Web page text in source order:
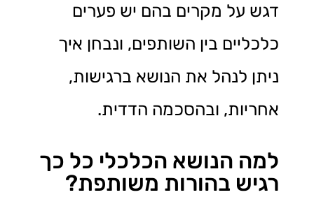
דגש על מקרים בהם יש פערים
כלכליים בין השותפים, ונבחן איך
ניתן לנהל את הנושא ברגישות,
אחריות, ובהסכמה הדדית.
למה הנושא הכלכלי כל כך
רגיש בהורות משותפת?